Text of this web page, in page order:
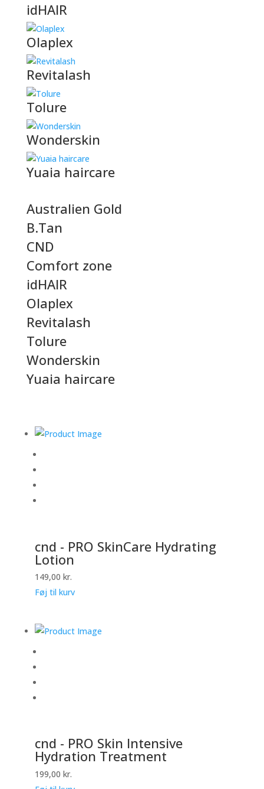
idHAIR
Olaplex
Revitalash
Tolure
Wonderskin
Yuaia haircare
Australien Gold
B.Tan
CND
Comfort zone
idHAIR
Olaplex
Revitalash
Tolure
Wonderskin
Yuaia haircare
cnd - PRO SkinCare Hydrating
Lotion
149,00 kr.
Føj til kurv
cnd - PRO Skin Intensive
Hydration Treatment
199,00 kr.